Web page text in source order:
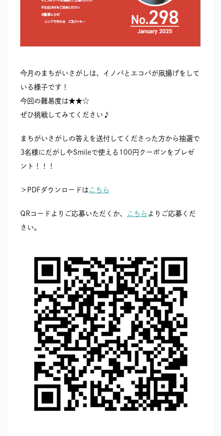
今月のまちがいさがしは、イノパとエコパが凧揚げをして
いる様子です！
今回の難易度は★★☆
ぜひ挑戦してみてください♪
まちがいさがしの答えを送付してくださった方から抽選で
3名様にだがしやSmileで使える100円クーポンをプレゼ
ント！！！
＞PDFダウンロードは こちら
QRコードよりご応募いただくか、 こちら よりご応募くだ
さい。